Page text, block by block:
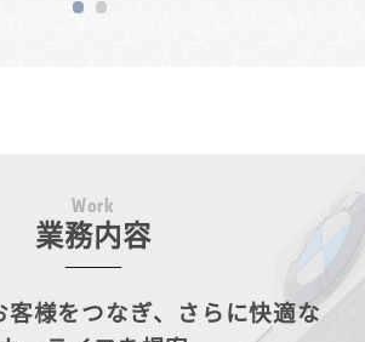
Work
業務内容
客様をつなぎ、さらに快適な